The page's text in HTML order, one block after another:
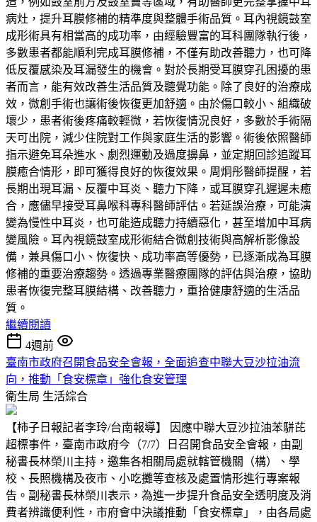
病灶，提升耳膜修補的精準度與整體手術品質。耳內視鏡鼓室
成形術具有相當高的成功率，由經驗豐富的耳科團隊執行後，
多數患者都能順利完成耳膜修補，不僅有助改善聽力，也可降
低反覆感染及耳漏發生的機會。對於長期受耳膜穿孔困擾的患
者而言，能有效改善生活品質及聽覺功能。除了良好的治療成
效，微創手術也讓術後恢復更加舒適。由於傷口較小、組織破
壞少，患者術後疼痛較輕微，若恢復情況良好，多數於手術隔
天可出院，減少住院對工作與家庭生活的影響。術後依照醫師
指示避免耳朵進水、劇烈運動及過度擤鼻，並定期回診追蹤耳
膜癒合情形，即可獲得良好的恢復效果。周炯彤醫師提醒，若
長期出現耳漏、反覆中耳炎、聽力下降，或耳膜穿孔遲遲未癒
合，應儘早接受耳鼻喉科專科醫師評估。若延誤治療，可能演
變為慢性中耳炎，也可能造成聽力持續惡化，甚至增加中耳病
變風險。耳內視鏡鼓室成形術結合微創技術與高解析影像設
備，兼具傷口小、恢復快、成功率高等優勢，已逐漸成為耳膜
修補的重要治療趨勢。透過專業醫療團隊的評估與治療，協助
患者恢復完整耳膜結構、改善聽力，重拾健康舒適的生活品
質。
繼續閱讀
4週前
臺南市政府召開食品安全會報，全面追查中聯大豆沙拉油流
向，推動「食安標章」強化食安管理
衛生局 生活綜合
【柿子日報記者李玲/台南報導】 因應中聯大豆沙拉油苯駢芘
超標事件，臺南市政府今（7/7）日召開食品安全會報，由副
秘書長林榮川主持，邀集各相關局處就轄管機關（構）、學
校、長照機構及夜市、小吃攤等查核及處置情形進行專案報
告。副秘書長林榮川表示，為進一步提升食品安全透明度及消
費者辨識便利性，市府會中決議推動「食安標章」，由各局處